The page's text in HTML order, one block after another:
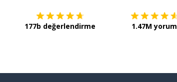
177b değerlendirme 1.47M yorum